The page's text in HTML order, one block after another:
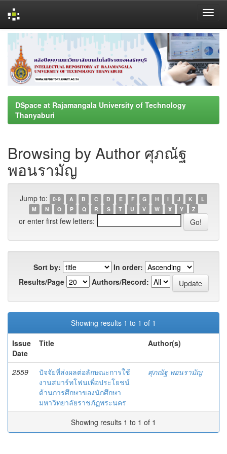
navigation
DSpace at Rajamangala University of Technology
Thanyaburi
Browsing by Author ศุภณัฐ
พอนรามัญ
Jump to: 0-9 A B C D E F G H I J K
L
M
N O P Q R S T U V W X Y Z
or enter first few letters:
Sort by:
In order:
Results/Page
Authors/Record:
Showing results 1 to 1 of 1
Issue
Date
Title Author(s)
2559
ปัจจัยที่ส่งผลต่อลักษณะการใช้
งานสมาร์ทโฟนเพื่อประโยชน์
ด้านการศึกษาของนักศึกษา
มหาวิทยาลัยราชภัฏพระนคร
ศุภณัฐ พอนรามัญ
Showing results 1 to 1 of 1